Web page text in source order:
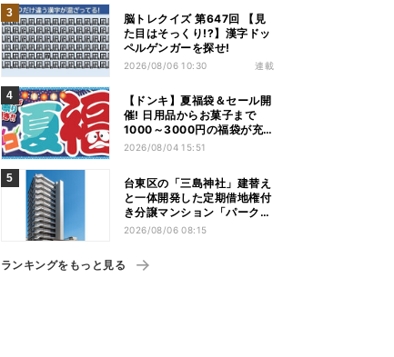
脳トレクイズ 第647回 【見
た目はそっくり!?】漢字ドッ
ペルゲンガーを探せ!
2026/08/06 10:30 連載
【ドンキ】夏福袋＆セール開
催! 日用品からお菓子まで
1000～3000円の福袋が充
実、家電やアパレルなど人気
2026/08/04 15:51
台東区の「三島神社」建替え
と一体開発した定期借地権付
き分譲マンション「パークホ
ームズ入谷」竣工
2026/08/06 08:15
ランキングをもっと見る